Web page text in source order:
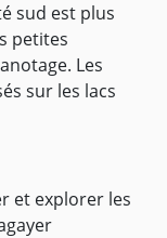
sud est plus
petites
Les
sur les lacs
et explorer les